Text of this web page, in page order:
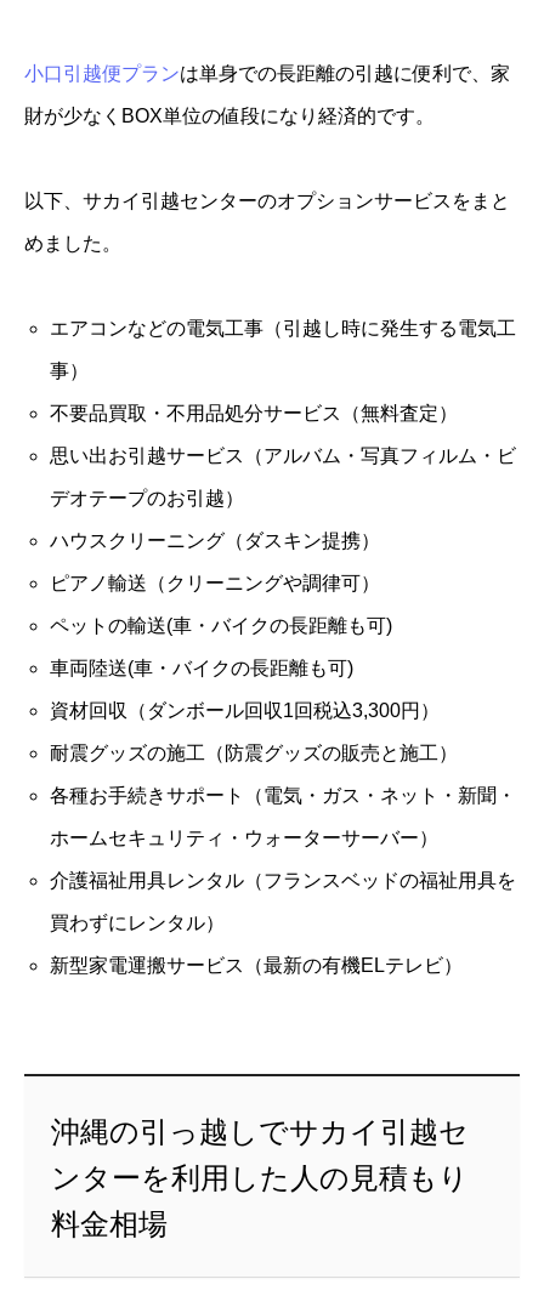
小口引越便プランは単身での長距離の引越に便利で、家
財が少なくBOX単位の値段になり経済的です。
以下、サカイ引越センターのオプションサービスをまと
めました。
エアコンなどの電気工事（引越し時に発生する電気工
事）
不要品買取・不用品処分サービス（無料査定）
思い出お引越サービス（アルバム・写真フィルム・ビ
デオテープのお引越）
ハウスクリーニング（ダスキン提携）
ピアノ輸送（クリーニングや調律可）
ペットの輸送(車・バイクの長距離も可)
車両陸送(車・バイクの長距離も可)
資材回収（ダンボール回収1回税込3,300円）
耐震グッズの施工（防震グッズの販売と施工）
各種お手続きサポート（電気・ガス・ネット・新聞・
ホームセキュリティ・ウォーターサーバー）
介護福祉用具レンタル（フランスベッドの福祉用具を
買わずにレンタル）
新型家電運搬サービス（最新の有機ELテレビ）
沖縄の引っ越しでサカイ引越セ
ンターを利用した人の見積もり
料金相場